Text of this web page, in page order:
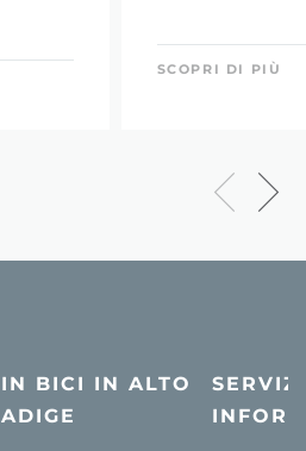
SCOPRI DI PIÙ
IN BICI IN ALTO
ADIGE